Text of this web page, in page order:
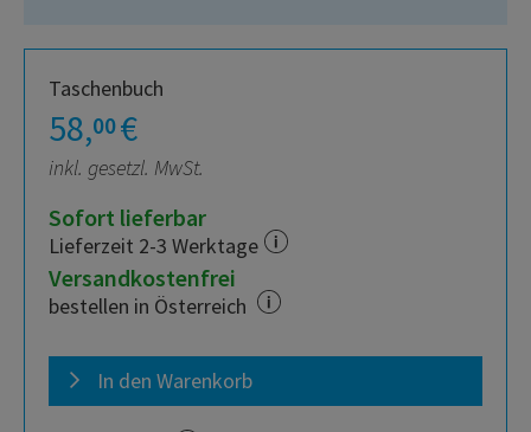
Taschenbuch
58,00€
inkl. gesetzl. MwSt.
Sofort lieferbar
Lieferzeit 2-3 Werktage
Versandkostenfrei
bestellen in Österreich
In den Warenkorb